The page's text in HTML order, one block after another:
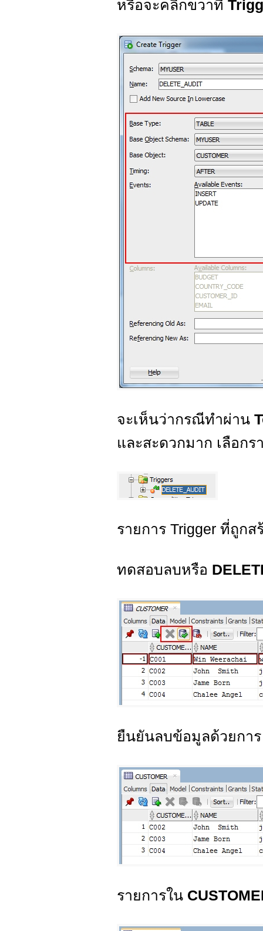
หรือจะคลิกขวาที่
จะเห็นว่ากรณีทำผ่าน
และสะดวกมาก เลือก
รายการ Trigger ที่ถูกส
ทดสอบลบหรือ
ยืนยันลบข้อมูลด้วยกา
รายการใน